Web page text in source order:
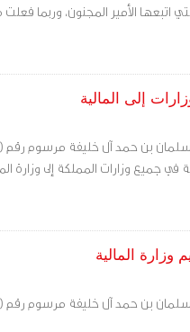
اتبعها الأمير المجنون، وربما
إلى المالية
في جميع وزارات المملكة إلى وزارة
المالية